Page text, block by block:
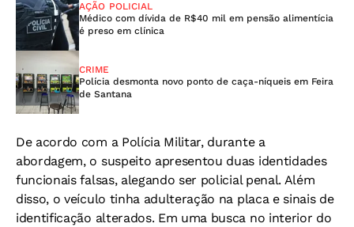
AÇÃO POLICIAL
Médico com dívida de R$40 mil em pensão alimentícia
é preso em clínica
CRIME
Polícia desmonta novo ponto de caça-níqueis em Feira
de Santana
De acordo com a Polícia Militar, durante a
abordagem, o suspeito apresentou duas identidades
funcionais falsas, alegando ser policial penal. Além
disso, o veículo tinha adulteração na placa e sinais de
identificação alterados. Em uma busca no interior do